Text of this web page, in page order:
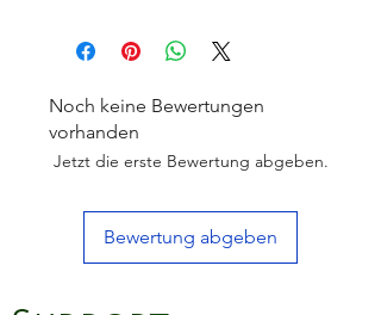
Noch keine Bewertungen
vorhanden
Jetzt die erste Bewertung abgeben.
Bewertung abgeben